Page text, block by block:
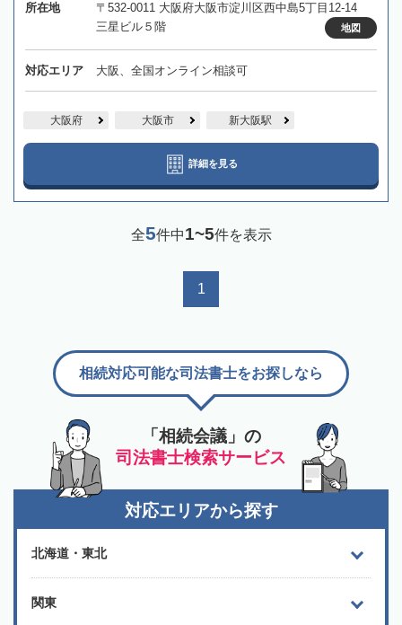
所在地
〒532-0011 大阪府大阪市淀川区西中島5丁目12-14
三星ビル５階
地図
対応エリア 大阪、全国オンライン相談可
大阪府 大阪市 新大阪駅
詳細を見る
全5件中1~5件を表示
1
「相続会議」の
司法書士検索サービス
相続対応可能な司法書士をお探しなら
対応エリアから探す
北海道・東北
関東